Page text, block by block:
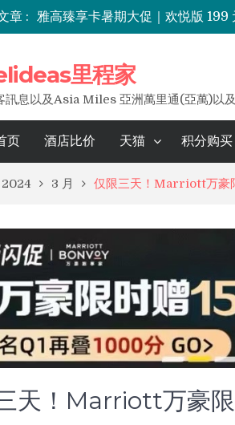
章 :
雅高臻享卡暑期大促｜欢悦版 199
酒店买分五折优惠上线，里程家
里程家
訊息以及Asia Miles 亞洲萬里通(亞萬)以
页 酒店比价 天猫 积分购买
2024 3 月 仅限三天！Marriott万豪
天！Marriott万豪